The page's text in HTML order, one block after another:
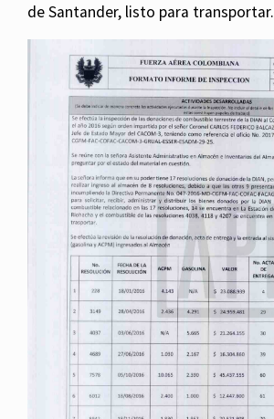
de Santander, listo para transportar.